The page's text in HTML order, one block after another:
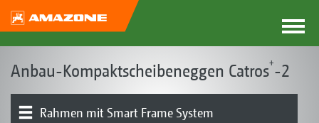
Anbau-Kompaktscheibeneggen Catros+-2
Rahmen mit Smart Frame System